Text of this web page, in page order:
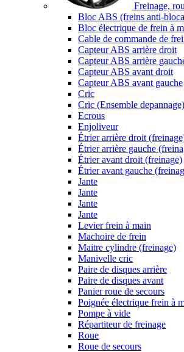
Freinage,
Bloc ABS (freins anti-
Bloc électrique de frein à
Cable de commande de
Capteur ABS arrière droit
Capteur ABS arrière
Capteur ABS avant droit
Capteur ABS avant gauche
Cric
Cric (Ensemble depannage)
Ecrous
Enjoliveur
Étrier arrière droit
Étrier arrière gauche
Étrier avant droit (freinage)
Étrier avant gauche
Jante
Jante
Jante
Jante
Levier frein à main
Machoire de frein
Maitre cylindre (freinage)
Manivelle cric
Paire de disques arrière
Paire de disques avant
Panier roue de secours
Poignée électrique frein à
Pompe à vide
Répartiteur de freinage
Roue
Roue de secours